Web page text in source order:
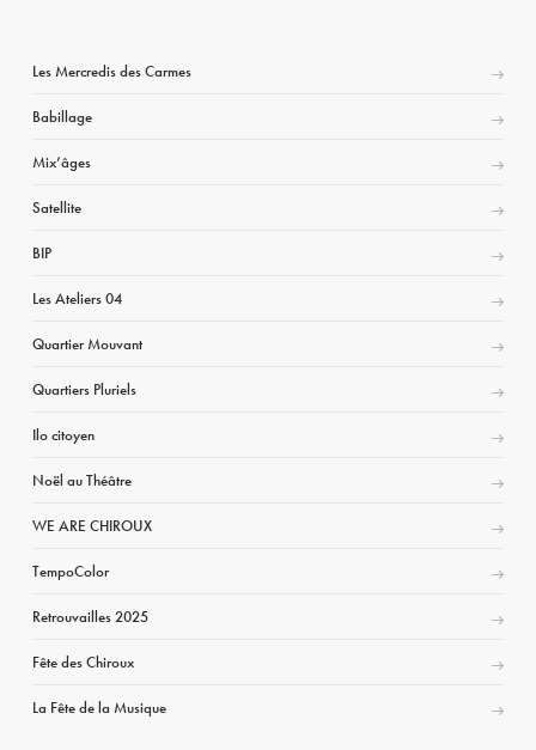
Les Mercredis des Carmes
Babillage
Mix’âges
Satellite
BIP
Les Ateliers 04
Quartier Mouvant
Quartiers Pluriels
Ilo citoyen
Noël au Théâtre
WE ARE CHIROUX
TempoColor
Retrouvailles 2025
Fête des Chiroux
La Fête de la Musique